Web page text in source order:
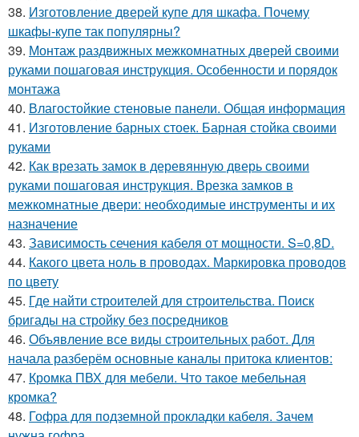
38. Изготовление дверей купе для шкафа. Почему
шкафы-купе так популярны?
39. Монтаж раздвижных межкомнатных дверей своими
руками пошаговая инструкция. Особенности и порядок
монтажа
40. Влагостойкие стеновые панели. Общая информация
41. Изготовление барных стоек. Барная стойка своими
руками
42. Как врезать замок в деревянную дверь своими
руками пошаговая инструкция. Врезка замков в
межкомнатные двери: необходимые инструменты и их
назначение
43. Зависимость сечения кабеля от мощности. S=0,8D.
44. Какого цвета ноль в проводах. Маркировка проводов
по цвету
45. Где найти строителей для строительства. Поиск
бригады на стройку без посредников
46. Объявление все виды строительных работ. Для
начала разберём основные каналы притока клиентов:
47. Кромка ПВХ для мебели. Что такое мебельная
кромка?
48. Гофра для подземной прокладки кабеля. Зачем